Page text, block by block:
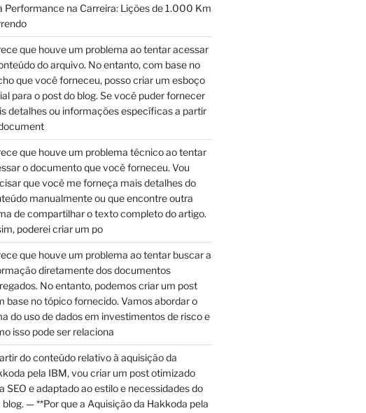
Performance na Carreira: Lições de 1.000 Km
que houve um problema ao tentar acessar
do arquivo. No entanto, com base no
que você forneceu, posso criar um esboço
para o post do blog. Se você puder fornecer
detalhes ou informações específicas a partir
que houve um problema técnico ao tentar
o documento que você forneceu. Vou
que você me forneça mais detalhes do
manualmente ou que encontre outra
de compartilhar o texto completo do artigo.
poderei criar um po
que houve um problema ao tentar buscar a
diretamente dos documentos
No entanto, podemos criar um post
base no tópico fornecido. Vamos abordar o
do uso de dados em investimentos de risco e
isso pode ser relaciona
do conteúdo relativo à aquisição da
pela IBM, vou criar um post otimizado
SEO e adaptado ao estilo e necessidades do
blog. — **Por que a Aquisição da Hakkoda pela